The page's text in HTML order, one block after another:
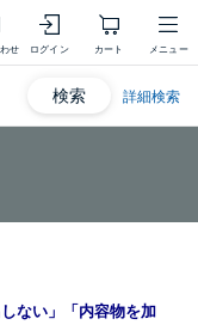
せ ログイン カート メニュー
検索 詳細検索
ない」
「内容物を加